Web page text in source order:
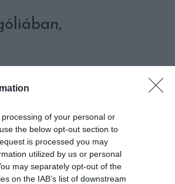
of your personal or
the below opt-out section to
is processed you may
utilized by us or personal
may separately opt-out of the
on the IAB’s list of downstream
parkokban,